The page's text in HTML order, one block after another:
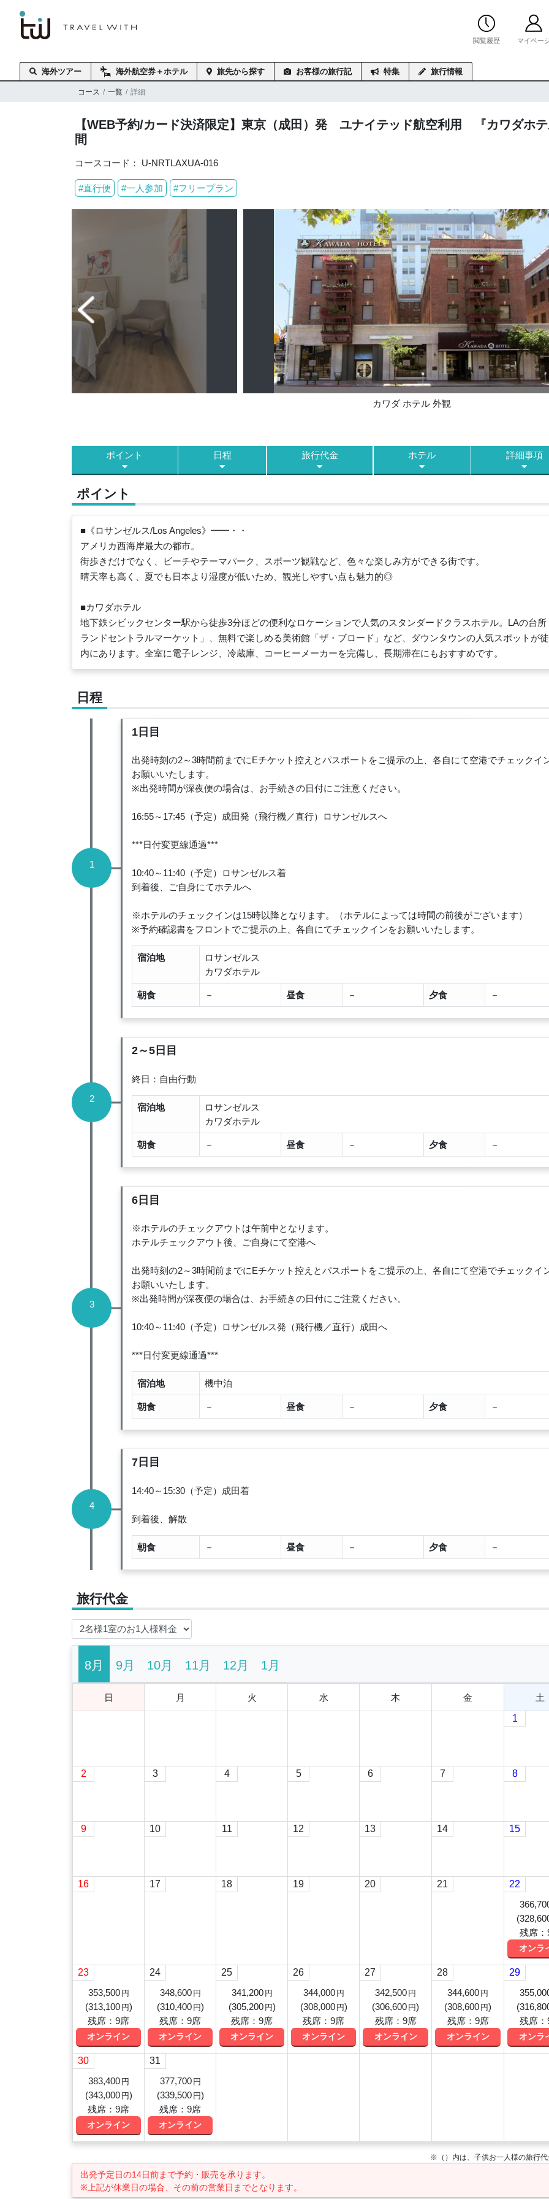
スタンダード・ジャパン
閲覧履歴 マイペー
海外ツアー 海外航空券＋ホテル 旅先から探す お客様の旅行記 特集 旅行情報
コース 一覧 詳細
【WEB予約/カード決済限定】東京（成田）発 ユナイテッド航空利用 『カワダ
間
コースコード： U-NRTLAXUA-016
#直行便 #一人参加 #フリープラン
カワダ ホテル 外観
ポイント 日程 旅行代金 ホテル 詳細事項
ポイント
■《ロサンゼルス/Los Angeles》━━・・
アメリカ西海岸最大の都市。
街歩きだけでなく、ビーチやテーマパーク、スポーツ観戦など、色々な楽しみ方ができる街です。
晴天率も高く、夏でも日本より湿度が低いため、観光しやすい点も魅力的◎
■カワダホテル
地下鉄シビックセンター駅から徒歩3分ほどの便利なロケーションで人気のスタンダードクラスホテル。LAの台所
ランドセントラルマーケット」、無料で楽しめる美術館「ザ・ブロード」など、ダウンタウンの人気スポットが
内にあります。全室に電子レンジ、冷蔵庫、コーヒーメーカーを完備し、長期滞在にもおすすめです。
日程
1
1日目
出発時刻の2～3時間前までにEチケット控えとパスポートをご提示の上、各自にて空港でチェックイ
お願いいたします。
※出発時間が深夜便の場合は、お手続きの日付にご注意ください。
16:55～17:45（予定）成田発（飛行機／直行）ロサンゼルスへ
***日付変更線通過***
10:40～11:40（予定）ロサンゼルス着
到着後、ご自身にてホテルへ
※ホテルのチェックインは15時以降となります。（ホテルによっては時間の前後がございます）
※予約確認書をフロントでご提示の上、各自にてチェックインをお願いいたします。
宿泊地
ロサンゼルス
カワダホテル
朝食 － 昼食 － 夕食 －
2
2～5日目
終日：自由行動
宿泊地
ロサンゼルス
カワダホテル
朝食 － 昼食 － 夕食 －
3
6日目
※ホテルのチェックアウトは午前中となります。
ホテルチェックアウト後、ご自身にて空港へ
出発時刻の2～3時間前までにEチケット控えとパスポートをご提示の上、各自にて空港でチェックイ
お願いいたします。
※出発時間が深夜便の場合は、お手続きの日付にご注意ください。
10:40～11:40（予定）ロサンゼルス発（飛行機／直行）成田へ
***日付変更線通過***
宿泊地 機中泊
朝食 － 昼食 － 夕食 －
4
7日目
14:40～15:30（予定）成田着
到着後、解散
朝食 － 昼食 － 夕食 －
旅行代金
8月 9月 10月 11月 12月 1月
日 月 火 水 木 金
土
1
2 3 4 5 6 7 8
9 10 11 12 13 14 15
16 17 18 19 20 21
22
(
残席：
オンラ
23
353,500 円
(313,100 円)
残席：9席
オンライン
24
348,600 円
(310,400 円)
残席：9席
オンライン
25
341,200 円
(305,200 円)
残席：9席
オンライン
26
344,000 円
(308,000 円)
残席：9席
オンライン
27
342,500 円
(306,600 円)
残席：9席
オンライン
28
344,600 円
(308,600 円)
残席：9席
オンライン
29
(
残席：
オンラ
30
383,400 円
(343,000 円)
残席：9席
オンライン
31
377,700 円
(339,500 円)
残席：9席
オンライン
※（）内は、子供お一人様の旅行
出発予定日の14日前まで予約・販売を承ります。
※上記が休業日の場合、その前の営業日までとなります。